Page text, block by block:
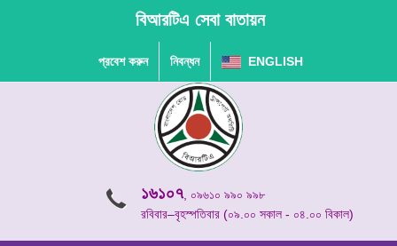
বিআরটিএ সেবা বাতায়ন
প্রবেশ করুন নিবন্ধন ENGLISH
১৬১০৭, ০৯৬১০ ৯৯০ ৯৯৮
রবিবার–বৃহস্পতিবার (০৯.০০ সকাল - ০৪.০০ বিকাল)